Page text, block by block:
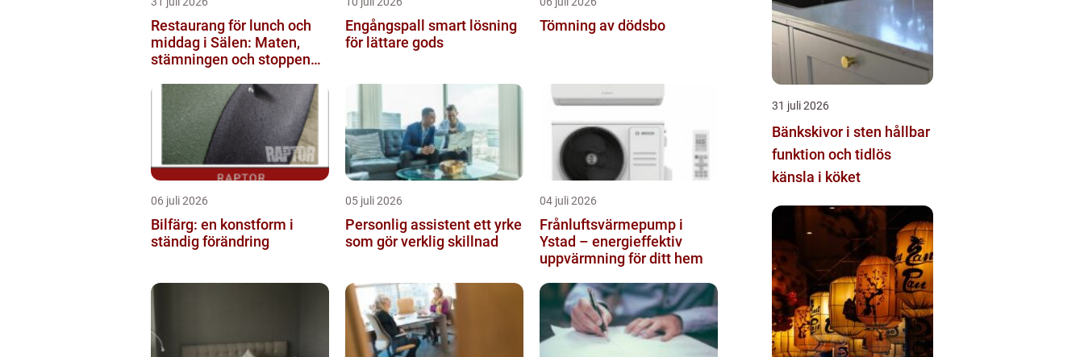
Restaurang för lunch och
middag i Sälen: Maten,
stämningen och stoppen
Engångspall smart lösning
för lättare gods
Tömning av dödsbo
06 juli 2026
Bilfärg: en konstform i
ständig förändring
05 juli 2026
Personlig assistent ett yrke
som gör verklig skillnad
04 juli 2026
Frånluftsvärmepump i
Ystad – energieffektiv
uppvärmning för ditt hem
31 juli 2026
Bänkskivor i sten hållbar
funktion och tidlös
känsla i köket